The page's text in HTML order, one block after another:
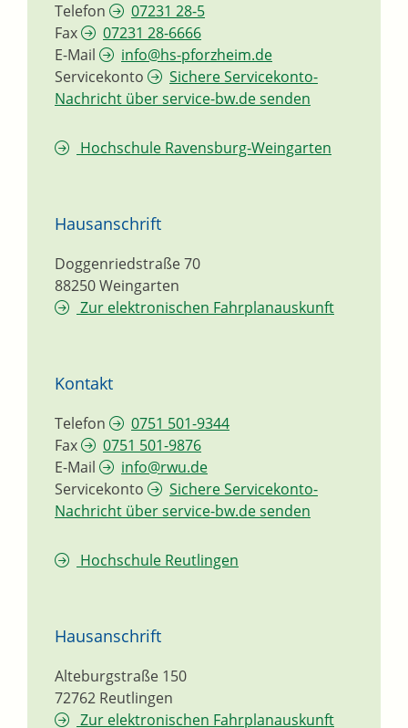
Telefon
07231 28-5
Fax
07231 28-6666
E-Mail
info@hs-pforzheim.de
Servicekonto
Sichere Servicekonto-
Nachricht über service-bw.de senden
Hochschule Ravensburg-Weingarten
Hausanschrift
Doggenriedstraße 70
88250Weingarten
Zur elektronischen Fahrplanauskunft
Kontakt
Telefon
0751 501-9344
Fax
0751 501-9876
E-Mail
info@rwu.de
Servicekonto
Sichere Servicekonto-
Nachricht über service-bw.de senden
Hochschule Reutlingen
Hausanschrift
Alteburgstraße 150
72762 Reutlingen
Zur elektronischen Fahrplanauskunft